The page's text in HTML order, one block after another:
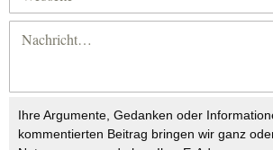
Ihre Argumente, Gedanken oder
kommentierten Beitrag bringen wir ganz